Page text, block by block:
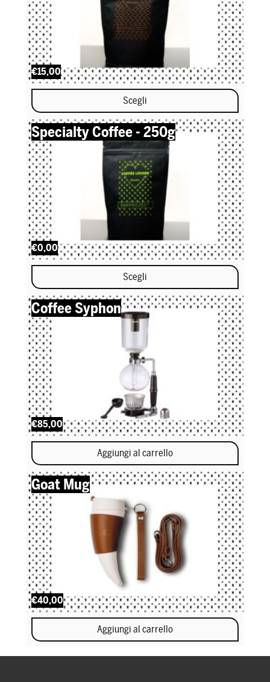
€15,00
Scegli
Questo prodotto ha più varianti. Le opzioni possono essere
Specialty Coffee - 250g
€0,00
Scegli
Questo prodotto ha più varianti. Le opzioni possono essere
Coffee Syphon
€85,00
Aggiungi al carrello
Goat Mug
€40,00
Aggiungi al carrello